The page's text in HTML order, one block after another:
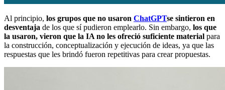
Al principio, los grupos que no usaron ChatGPTse sintieron en
desventaja de los que sí pudieron emplearlo. Sin embargo, los que
la usaron, vieron que la IA no les ofreció suficiente material para
la construcción, conceptualización y ejecución de ideas, ya que las
respuestas que les brindó fueron repetitivas para crear propuestas.